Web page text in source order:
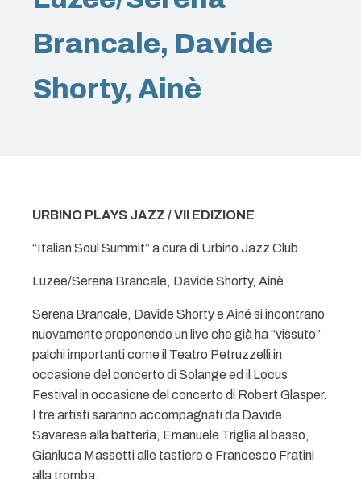
Brancale, Davide
Shorty, Ainè
URBINO PLAYS JAZZ / VII EDIZIONE
“Italian Soul Summit” a cura di Urbino Jazz Club
Luzee/Serena Brancale, Davide Shorty, Ainè
Serena Brancale, Davide Shorty e Ainé si incontrano
nuovamente proponendo un live che già ha “vissuto”
palchi importanti come il Teatro Petruzzelli in
occasione del concerto di Solange ed il Locus
Festival in occasione del concerto di Robert Glasper.
I tre artisti saranno accompagnati da Davide
Savarese alla batteria, Emanuele Triglia al basso,
Gianluca Massetti alle tastiere e Francesco Fratini
alla tromba.